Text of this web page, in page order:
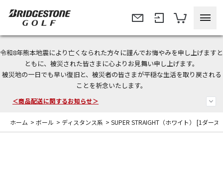
令和8年熊本地震により亡くなられた方々に謹んでお悔やみを申し上げますと
ともに、被災された皆さまに心よりお見舞い申し上げます。
被災地の一日でも早い復旧と、被災者の皆さまが平穏な生活を取り戻される
ことを祈念いたします。
今なら新規会員登録で1,000円OFFクーポンプレゼント！
＜商品配送に関するお知らせ＞
＜夏季休暇中のご注文・発送・お問い合わせ＞
ホーム > ボール > ディスタンス系 > SUPER STRAIGHT（ホワイト） [1ダース